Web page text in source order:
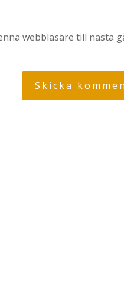
webbläsare till nästa